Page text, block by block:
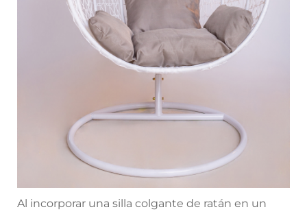
Al incorporar una silla colgante de ratán en un